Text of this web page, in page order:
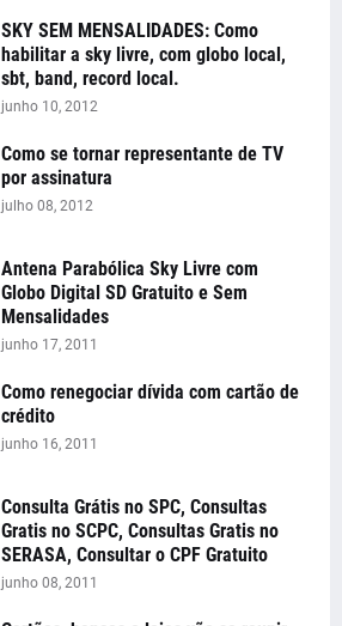
SKY SEM MENSALIDADES: Como
habilitar a sky livre, com globo local,
sbt, band, record local.
junho 10, 2012
Como se tornar representante de TV
por assinatura
julho 08, 2012
Antena Parabólica Sky Livre com
Globo Digital SD Gratuito e Sem
Mensalidades
junho 17, 2011
Como renegociar dívida com cartão de
crédito
junho 16, 2011
Consulta Grátis no SPC, Consultas
Gratis no SCPC, Consultas Gratis no
SERASA, Consultar o CPF Gratuito
junho 08, 2011